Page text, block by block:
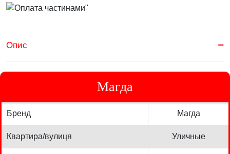
Опис
Магда
Бренд Магда
Квартира/вулиця Уличные